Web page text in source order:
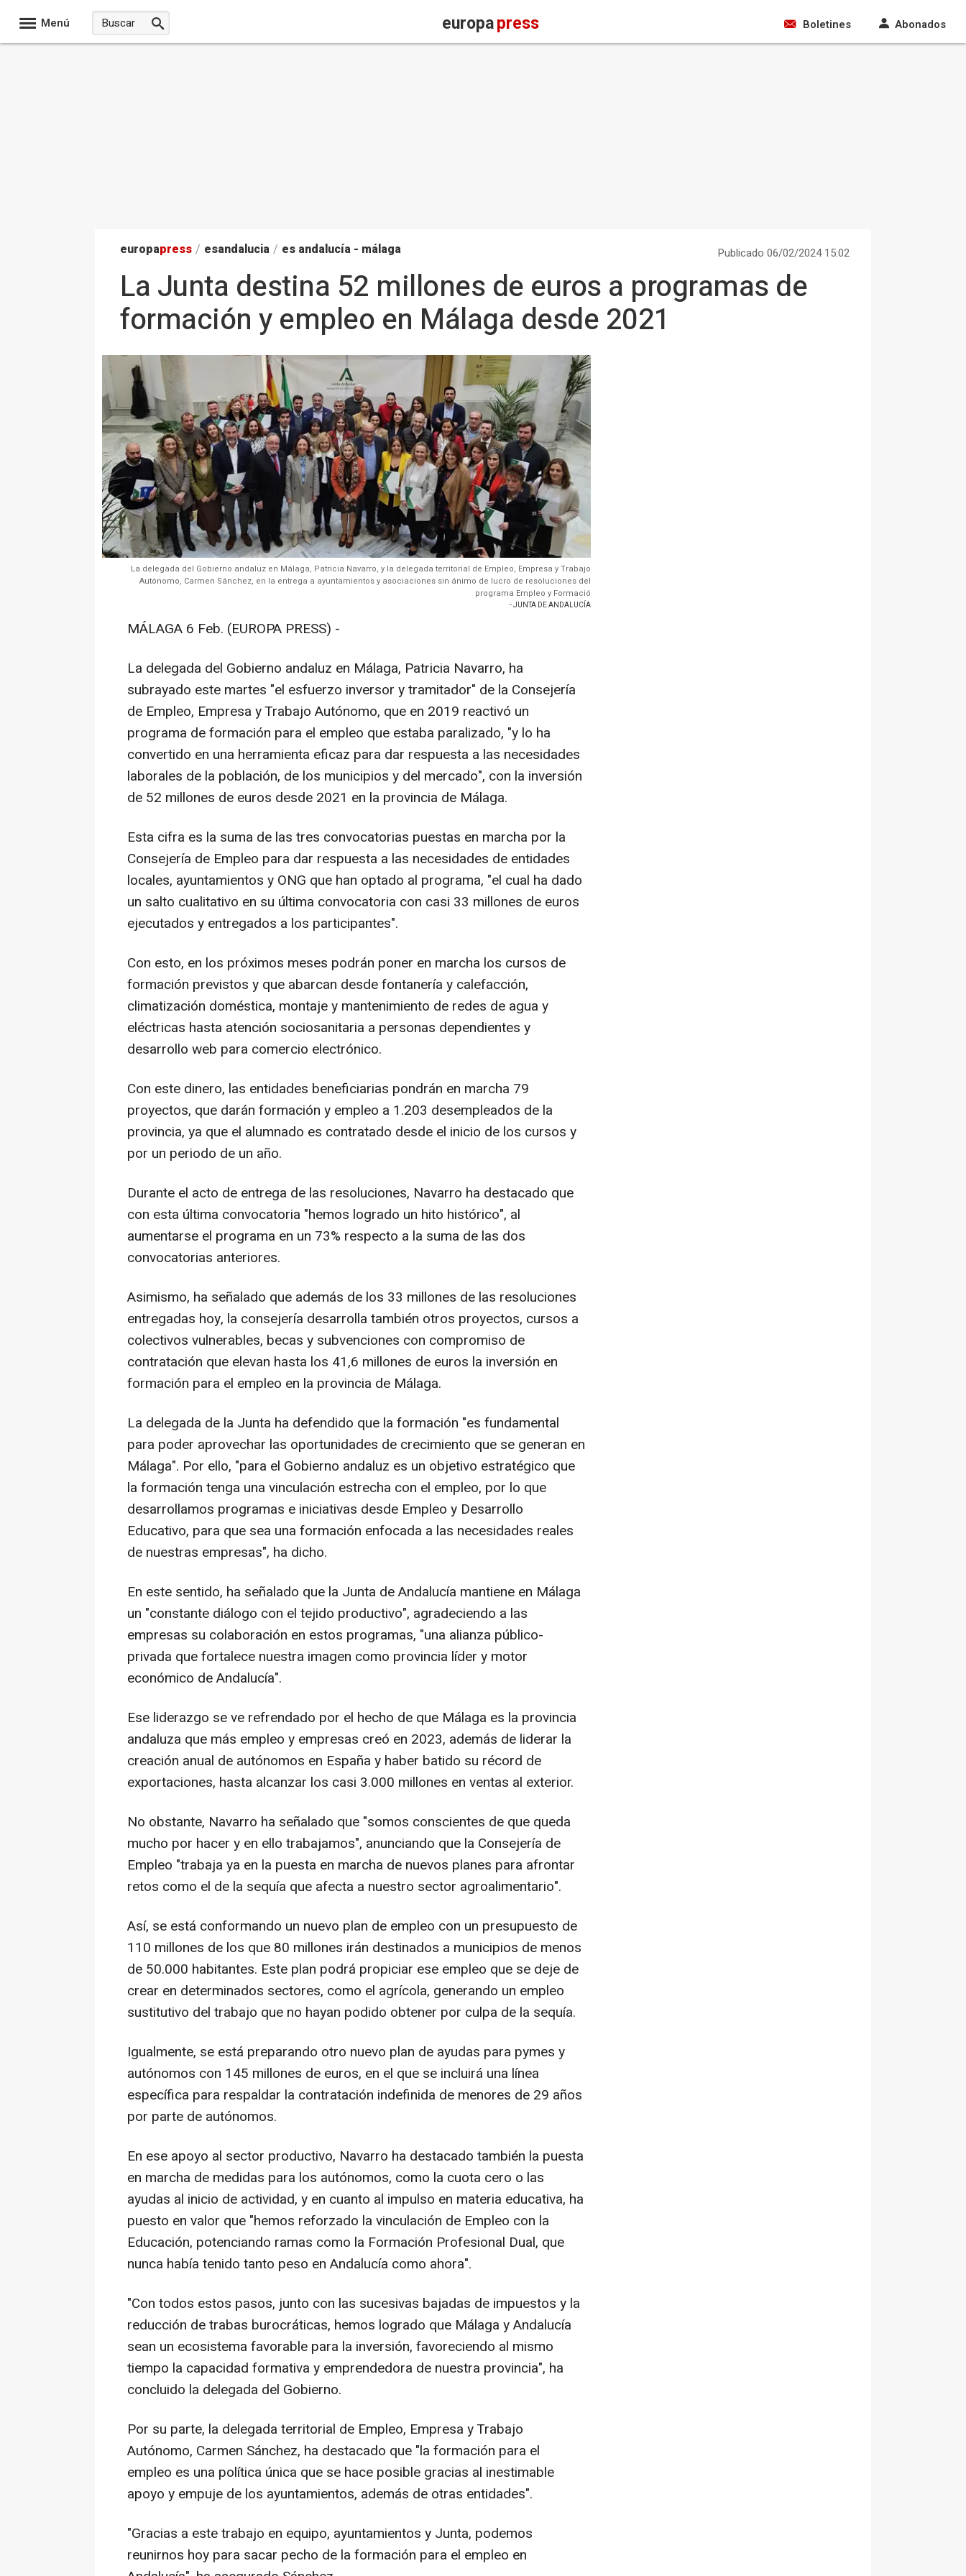
Menú europapress Boletines Abonados
europapress / esandalucia / es andalucía - málaga Publicado 06/02/2024 15:02
La Junta destina 52 millones de euros a programas de
formación y empleo en Málaga desde 2021
La delegada del Gobierno andaluz en Málaga, Patricia Navarro, y la delegada territorial de Empleo, Empresa y Trabajo
Autónomo, Carmen Sánchez, en la entrega a ayuntamientos y asociaciones sin ánimo de lucro de resoluciones del
programa Empleo y Formació
- JUNTA DE ANDALUCÍA
MÁLAGA 6 Feb. (EUROPA PRESS) -
La delegada del Gobierno andaluz en Málaga, Patricia Navarro, ha
subrayado este martes "el esfuerzo inversor y tramitador" de la Consejería
de Empleo, Empresa y Trabajo Autónomo, que en 2019 reactivó un
programa de formación para el empleo que estaba paralizado, "y lo ha
convertido en una herramienta eficaz para dar respuesta a las necesidades
laborales de la población, de los municipios y del mercado", con la inversión
de 52 millones de euros desde 2021 en la provincia de Málaga.
Esta cifra es la suma de las tres convocatorias puestas en marcha por la
Consejería de Empleo para dar respuesta a las necesidades de entidades
locales, ayuntamientos y ONG que han optado al programa, "el cual ha dado
un salto cualitativo en su última convocatoria con casi 33 millones de euros
ejecutados y entregados a los participantes".
Con esto, en los próximos meses podrán poner en marcha los cursos de
formación previstos y que abarcan desde fontanería y calefacción,
climatización doméstica, montaje y mantenimiento de redes de agua y
eléctricas hasta atención sociosanitaria a personas dependientes y
desarrollo web para comercio electrónico.
Con este dinero, las entidades beneficiarias pondrán en marcha 79
proyectos, que darán formación y empleo a 1.203 desempleados de la
provincia, ya que el alumnado es contratado desde el inicio de los cursos y
por un periodo de un año.
Durante el acto de entrega de las resoluciones, Navarro ha destacado que
con esta última convocatoria "hemos logrado un hito histórico", al
aumentarse el programa en un 73% respecto a la suma de las dos
convocatorias anteriores.
Asimismo, ha señalado que además de los 33 millones de las resoluciones
entregadas hoy, la consejería desarrolla también otros proyectos, cursos a
colectivos vulnerables, becas y subvenciones con compromiso de
contratación que elevan hasta los 41,6 millones de euros la inversión en
formación para el empleo en la provincia de Málaga.
La delegada de la Junta ha defendido que la formación "es fundamental
para poder aprovechar las oportunidades de crecimiento que se generan en
Málaga". Por ello, "para el Gobierno andaluz es un objetivo estratégico que
la formación tenga una vinculación estrecha con el empleo, por lo que
desarrollamos programas e iniciativas desde Empleo y Desarrollo
Educativo, para que sea una formación enfocada a las necesidades reales
de nuestras empresas", ha dicho.
En este sentido, ha señalado que la Junta de Andalucía mantiene en Málaga
un "constante diálogo con el tejido productivo", agradeciendo a las
empresas su colaboración en estos programas, "una alianza público-
privada que fortalece nuestra imagen como provincia líder y motor
económico de Andalucía".
Ese liderazgo se ve refrendado por el hecho de que Málaga es la provincia
andaluza que más empleo y empresas creó en 2023, además de liderar la
creación anual de autónomos en España y haber batido su récord de
exportaciones, hasta alcanzar los casi 3.000 millones en ventas al exterior.
No obstante, Navarro ha señalado que "somos conscientes de que queda
mucho por hacer y en ello trabajamos", anunciando que la Consejería de
Empleo "trabaja ya en la puesta en marcha de nuevos planes para afrontar
retos como el de la sequía que afecta a nuestro sector agroalimentario".
Así, se está conformando un nuevo plan de empleo con un presupuesto de
110 millones de los que 80 millones irán destinados a municipios de menos
de 50.000 habitantes. Este plan podrá propiciar ese empleo que se deje de
crear en determinados sectores, como el agrícola, generando un empleo
sustitutivo del trabajo que no hayan podido obtener por culpa de la sequía.
Igualmente, se está preparando otro nuevo plan de ayudas para pymes y
autónomos con 145 millones de euros, en el que se incluirá una línea
específica para respaldar la contratación indefinida de menores de 29 años
por parte de autónomos.
En ese apoyo al sector productivo, Navarro ha destacado también la puesta
en marcha de medidas para los autónomos, como la cuota cero o las
ayudas al inicio de actividad, y en cuanto al impulso en materia educativa, ha
puesto en valor que "hemos reforzado la vinculación de Empleo con la
Educación, potenciando ramas como la Formación Profesional Dual, que
nunca había tenido tanto peso en Andalucía como ahora".
"Con todos estos pasos, junto con las sucesivas bajadas de impuestos y la
reducción de trabas burocráticas, hemos logrado que Málaga y Andalucía
sean un ecosistema favorable para la inversión, favoreciendo al mismo
tiempo la capacidad formativa y emprendedora de nuestra provincia", ha
concluido la delegada del Gobierno.
Por su parte, la delegada territorial de Empleo, Empresa y Trabajo
Autónomo, Carmen Sánchez, ha destacado que "la formación para el
empleo es una política única que se hace posible gracias al inestimable
apoyo y empuje de los ayuntamientos, además de otras entidades".
"Gracias a este trabajo en equipo, ayuntamientos y Junta, podemos
reunirnos hoy para sacar pecho de la formación para el empleo en